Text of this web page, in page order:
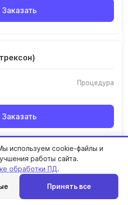
Заказать
Процедура
Заказать
(общая палата)
1 сутки
используем cookie-файлы и
работы сайта.
обработки ПД.
Принять все